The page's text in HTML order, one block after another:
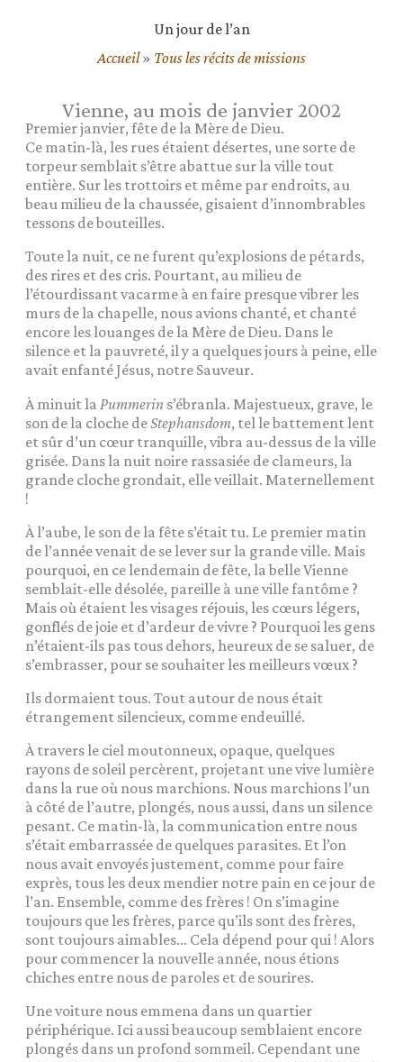
Un jour de l’an
Accueil» Tous les récits de missions
Vienne, au mois de janvier 2002
Premier janvier, fête de la Mère de Dieu.
Ce matin-là, les rues étaient désertes, une sorte de
torpeur semblait s’être abattue sur la ville tout
entière. Sur les trottoirs et même par endroits, au
beau milieu de la chaussée, gisaient d’innombrables
tessons de bouteilles.
Toute la nuit, ce ne furent qu’explosions de pétards,
des rires et des cris. Pourtant, au milieu de
l’étourdissant vacarme à en faire presque vibrer les
murs de la chapelle, nous avions chanté, et chanté
encore les louanges de la Mère de Dieu. Dans le
silence et la pauvreté, il y a quelques jours à peine, elle
avait enfanté Jésus, notre Sauveur.
À minuit la Pummerin s’ébranla. Majestueux, grave, le
son de la cloche deStephansdom, tel le battement lent
et sûr d’un cœur tranquille, vibra au-dessus de la ville
grisée. Dans la nuit noire rassasiée de clameurs, la
grande cloche grondait, elle veillait. Maternellement
!
À l’aube, le son de la fête s’était tu. Le premier matin
de l’année venait de se lever sur la grande ville. Mais
pourquoi, en ce lendemain de fête, la belle Vienne
semblait-elle désolée, pareille à une ville fantôme ?
Mais où étaient les visages réjouis, les cœurs légers,
gonflés de joie et d’ardeur de vivre ? Pourquoi les gens
n’étaient-ils pas tous dehors, heureux de se saluer, de
s’embrasser, pour se souhaiter les meilleurs vœux ?
Ils dormaient tous. Tout autour de nous était
étrangement silencieux, comme endeuillé.
À travers le ciel moutonneux, opaque, quelques
rayons de soleil percèrent, projetant une vive lumière
dans la rue où nous marchions. Nous marchions l’un
à côté de l’autre, plongés, nous aussi, dans un silence
pesant. Ce matin-là, la communication entre nous
s’était embarrassée de quelques parasites. Et l’on
nous avait envoyés justement, comme pour faire
exprès, tous les deux mendier notre pain en ce jour de
l’an. Ensemble, comme des frères ! On s’imagine
toujours que les frères, parce qu’ils sont des frères,
sont toujours aimables… Cela dépend pour qui ! Alors
pour commencer la nouvelle année, nous étions
chiches entre nous de paroles et de sourires.
Une voiture nous emmena dans un quartier
périphérique. Ici aussi beaucoup semblaient encore
plongés dans un profond sommeil. Cependant une